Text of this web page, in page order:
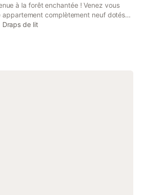
à la forêt enchantée ! Venez vous
appartement complètement neuf dotés
en pleine forêt au pied du château
Notre logement vous offre un cadre
les lieux Alsacien magique à ne pas
Draps de lit